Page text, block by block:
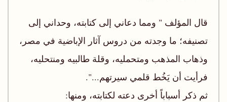
قال المؤلف " ومما دعاني إلى كتابته، وحداني إلى
تصنيفه؛ ما وجدته من دروس آثار الإباضية في مصر،
وذهاب المذهب ومتحمليه، وقلة طالبيه ومنتحليه،
فرأيت أن يَخُط قلمي سيرتهم...".
ثم ذكر أسباباً أخرى دعته لكتابته، ومنها: